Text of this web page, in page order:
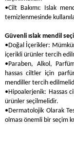
•Cilt Bakımı: Islak
temizlenmesinde
Güvenli ıslak mendil
•Doğal İçerikler:
içerikli ürünler tercih
•Paraben, Alkol,
hassas ciltler için
mendiller tercih
•Hipoalerjenik: Hassas
ürünler seçilmelidir.
•Dermatolojik Olarak
olması önemli bir seçim